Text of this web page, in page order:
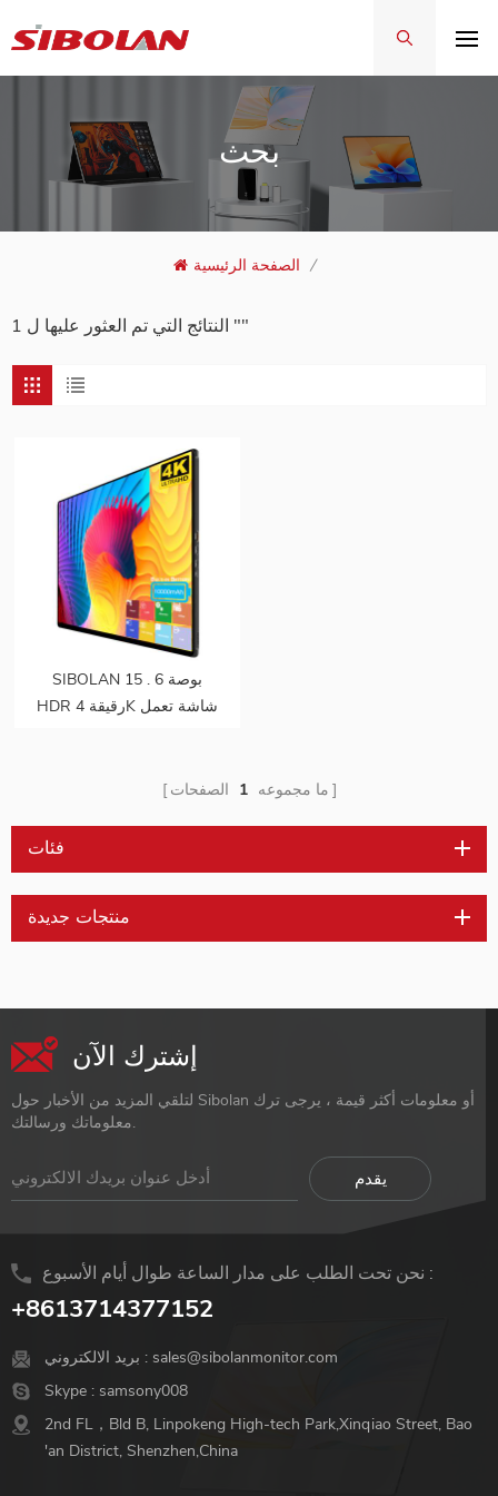
بحث
الصفحة الرئيسية /
1 النتائج التي تم العثور عليها ل ""
SIBOLAN 15 . 6 بوصة
HDR رقيقة 4K شاشة تعمل
ما مجموعه 1 الصفحات
فئات
منتجات جديدة
إشترك الآن
لتلقي المزيد من الأخبار حول Sibolan أو معلومات أكثر قيمة ، يرجى ترك
معلوماتك ورسالتك.
نحن تحت الطلب على مدار الساعة طوال أيام الأسبوع :
+8613714377152
بريد الالكتروني : sales@sibolanmonitor.com
Skype : samsony008
2nd FL，Bld B, Linpokeng High-tech Park,Xinqiao Street, Bao
'an District, Shenzhen,China